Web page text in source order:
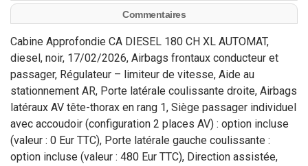
Commentaires
Cabine Approfondie CA DIESEL 180 CH XL AUTOMAT,
diesel, noir, 17/02/2026, Airbags frontaux conducteur et
passager, Régulateur – limiteur de vitesse, Aide au
stationnement AR, Porte latérale coulissante droite, Airbags
latéraux AV tête-thorax en rang 1, Siège passager individuel
avec accoudoir (configuration 2 places AV) : option incluse
(valeur : 0 Eur TTC), Porte latérale gauche coulissante :
option incluse (valeur : 480 Eur TTC), Direction assistée,